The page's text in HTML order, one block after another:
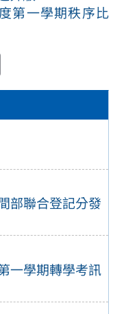
部聯合登記分發
一學期轉學考訊
第一學期秩序比